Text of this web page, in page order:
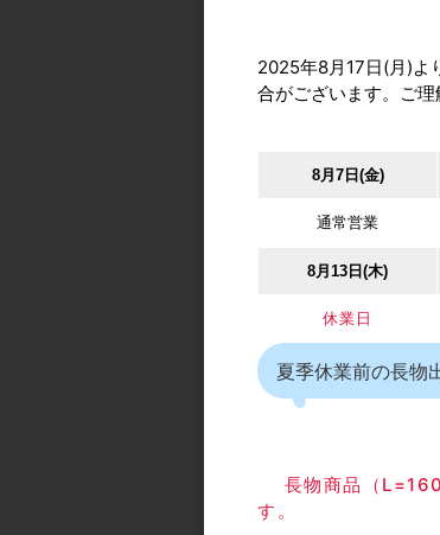
KGパ
ング引
キャッ
ベス
カタ
2025年8月17日(月)よ
合がございます。ご理
8月7日(金)
通常営業
8月13日(木)
休業日
夏季休業前の長物
長物商品（
す。